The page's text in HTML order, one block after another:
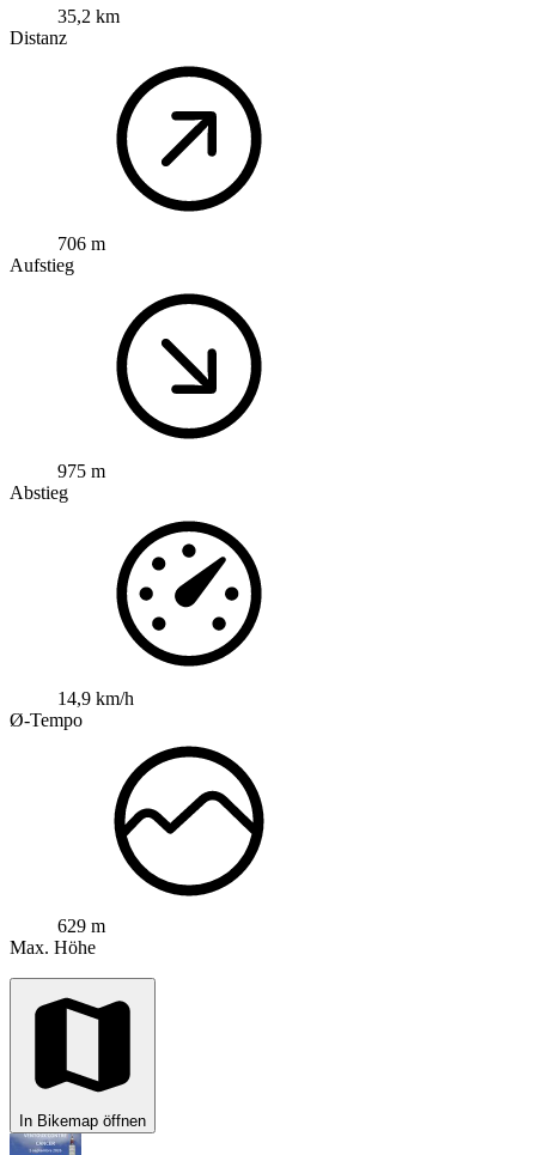
35,2 km
Distanz
706 m
Aufstieg
975 m
Abstieg
14,9 km/h
Ø-Tempo
629 m
Max. Höhe
In Bikemap öffnen